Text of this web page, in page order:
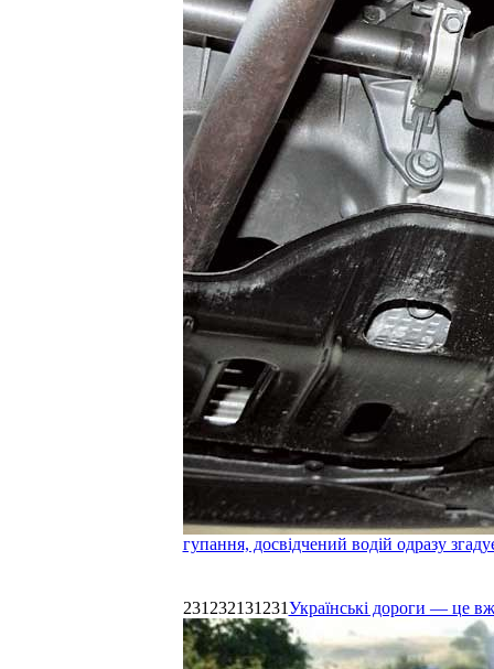
гупання, досвідчений водій одразу
231232131231Українські дороги — це